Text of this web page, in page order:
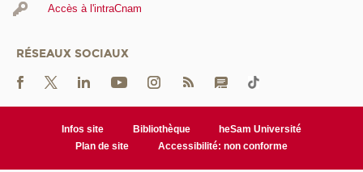
Accès à l'intraCnam
RÉSEAUX SOCIAUX
Infos site Bibliothèque
heSam Université
Plan de site
Accessibilité: non conforme